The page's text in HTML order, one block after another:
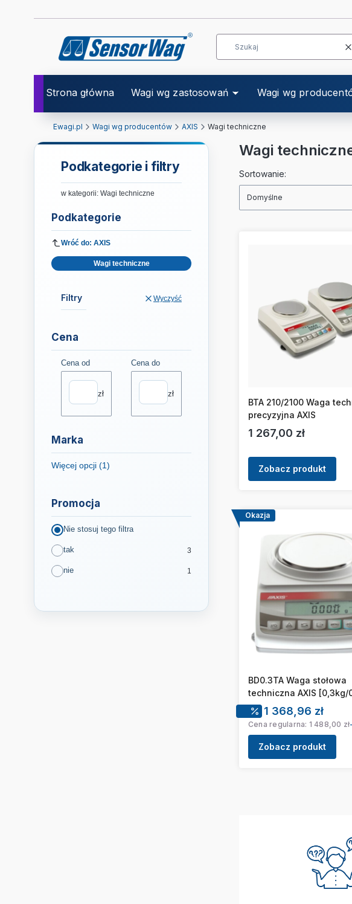
Strona główna Wagi wg zastosowań Wagi wg
Ewagi.pl Wagi wg producentów AXIS Wagi techniczne
Podkategorie i filtry
w kategorii: Wagi techniczne
Podkategorie
Wróć do: AXIS
Wagi techniczne
Filtry Wyczyść
Cena
Cena od
zł
Cena do
zł
Marka
Więcej opcji (1)
Promocja
Nie stosuj tego filtra
tak 3
nie 1
Wagi
Lista produktów
Sortowanie:
Domyślne
BTA 210/2100 Waga
precyzyjna AXIS
Cena
1 267,00 zł
Zobacz produkt
Okazja
BD0.3TA Waga stołowa
techniczna AXIS [0,3kg/
[fi115m]Cena
1 368,96 zł
Cena regularna: 1 488,00 zł
Zobacz produkt